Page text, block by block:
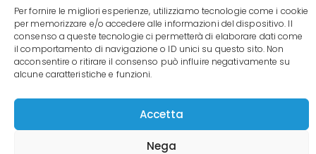
Per fornire le migliori esperienze, utilizziamo tecnologie come i cookie
per memorizzare e/o accedere alle informazioni del dispositivo. Il
consenso a queste tecnologie ci permetterà di elaborare dati come
il comportamento di navigazione o ID unici su questo sito. Non
acconsentire o ritirare il consenso può influire negativamente su
alcune caratteristiche e funzioni.
Accetta
Nega